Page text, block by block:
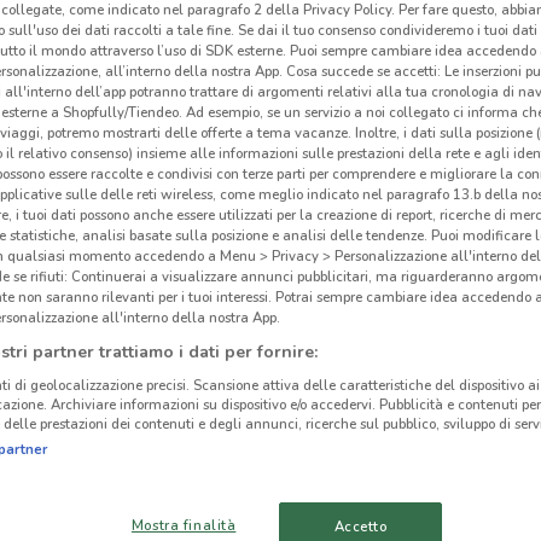
volantini nella tua zona. Riprova più tardi.
MODENA REGGIO NELL'EMILIA
CARPI
CASALECCHIO DI
SAN PIETRO IN
come indicato nel paragrafo 2 della Privacy Policy. Per fare questo,
sull'uso dei dati raccolti a tale fine. Se dai il tuo consenso condivideremo i tuoi dati
il mondo attraverso l’uso di SDK esterne. Puoi sempre cambiare idea accedendo
all’interno della nostra App. Cosa succede se accetti: Le inserzioni
all'interno dell’app potranno trattare di argomenti relativi alla tua cronologia di
a Shopfully/Tiendeo. Ad esempio, se un servizio a noi collegato ci informa
potremo mostrarti delle offerte a tema vacanze. Inoltre, i dati sulla posizione
il relativo consenso) insieme alle informazioni sulle prestazioni della rete e agli
essere raccolte e condivisi con terze parti per comprendere e migliorare la
sulle delle reti wireless, come meglio indicato nel paragrafo 13.b della
i tuoi dati possono anche essere utilizzati per la creazione di report, ricerche di
statistiche, analisi basate sulla posizione e analisi delle tendenze. Puoi modificare
qualsiasi momento accedendo a Menu > Privacy > Personalizzazione all'interno
se rifiuti: Continuerai a visualizzare annunci pubblicitari, ma riguarderanno
non saranno rilevanti per i tuoi interessi. Potrai sempre cambiare idea accedendo
all'interno della nostra App.
partner trattiamo i dati per fornire:
di geolocalizzazione precisi. Scansione attiva delle caratteristiche del dispositivo
Archiviare informazioni su dispositivo e/o accedervi. Pubblicità e contenuti
prestazioni dei contenuti e degli annunci, ricerche sul pubblico, sviluppo di
Mostra finalità Accetto